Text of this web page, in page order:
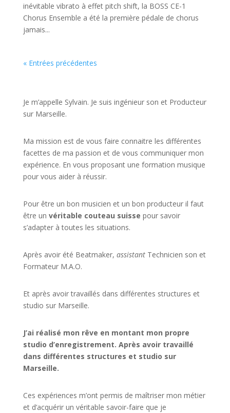
inévitable vibrato à effet pitch shift, la BOSS CE-1
Chorus Ensemble a été la première pédale de chorus
jamais...
« Entrées précédentes
Je m’appelle Sylvain. Je suis ingénieur son et Producteur
sur Marseille.
Ma mission est de vous faire connaitre les différentes
facettes de ma passion et de vous communiquer mon
expérience. En vous proposant une formation musique
pour vous aider à réussir.
Pour être un bon musicien et un bon producteur il faut
être un véritable couteau suisse pour savoir
s’adapter à toutes les situations.
Après avoir été Beatmaker, assistant Technicien son et
Formateur M.A.O.
Et après avoir travaillés dans différentes structures et
studio sur Marseille.
J’ai réalisé mon rêve en montant mon propre
studio d’enregistrement. Après avoir travaillé
dans différentes structures et studio sur
Marseille.
Ces expériences m’ont permis de maîtriser mon métier
et d’acquérir un véritable savoir-faire que je